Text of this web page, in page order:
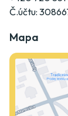
Č.účtu:
Mapa